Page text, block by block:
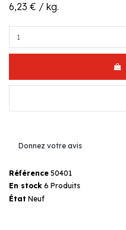
6,23 € / kg.
Donnez votre avis
Référence 50401
En stock 6 Produits
État Neuf